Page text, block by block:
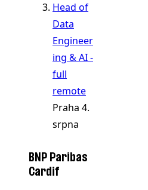
Head of
Data
Engineer
ing & AI -
full
remote
Praha 4.
srpna
BNP Paribas
Cardif